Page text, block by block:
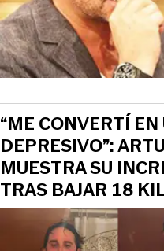
“ME CONVERTÍ
DEPRESIVO”:
MUESTRA SU
TRAS BAJAR 18